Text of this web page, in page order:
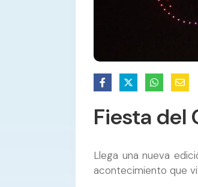
Fiesta del
Llega una nueva
acontecimiento que